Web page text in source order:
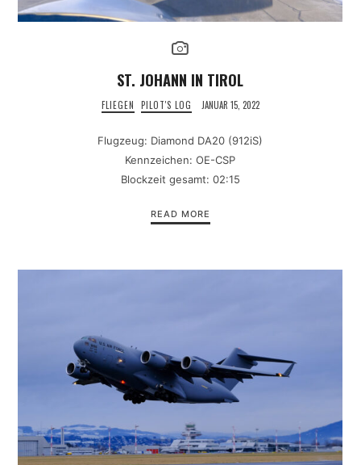
ST. JOHANN IN TIROL
FLIEGEN PILOT'S LOG JANUAR 15, 2022
Flugzeug: Diamond DA20 (912iS)
Kennzeichen: OE-CSP
Blockzeit gesamt: 02:15
READ MORE